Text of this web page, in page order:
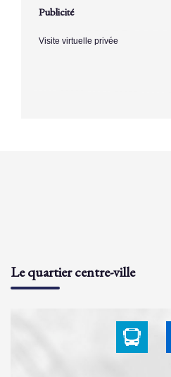
Publicité
Visite virtuelle privée
Le quartier centre-ville